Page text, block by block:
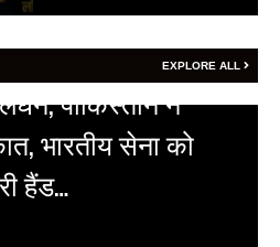
EXPLORE ALL
दिवस समारोह,
ने बांधा समां…